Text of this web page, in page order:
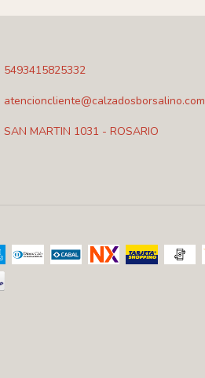
5493415825332
atencioncliente@calzadosborsalino.com
SAN MARTIN 1031 - ROSARIO